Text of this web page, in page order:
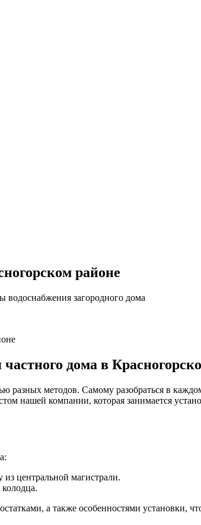
районе
водоснабжения загородного дома
дома в
разных методов. Самому разобраться в
нашей компании, которая занимается
из центральной магистрали.
а также особенностями установки,